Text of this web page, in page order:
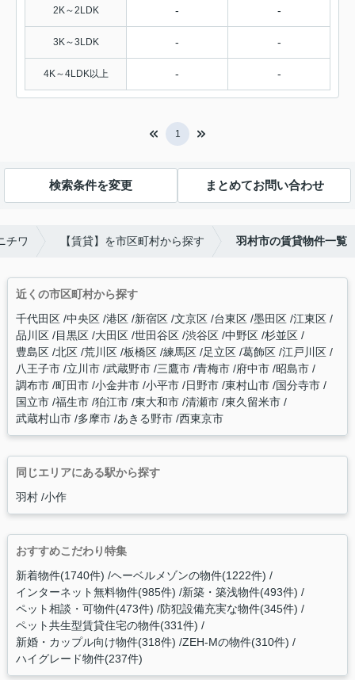
2K～2LDK - -
3K～3LDK - -
4K～4LDK以上 - -
1
検索条件を変更 まとめてお問い合わせ
チワ 【賃貸】を市区町村から探す 羽村市の賃貸物件一覧
近くの市区町村から探す
千代田区 中央区 港区 新宿区 文京区 台東区 墨田区 江東区
品川区 目黒区 大田区 世田谷区 渋谷区 中野区 杉並区
豊島区 北区 荒川区 板橋区 練馬区 足立区 葛飾区 江戸川区
八王子市 立川市 武蔵野市 三鷹市 青梅市 府中市 昭島市
調布市 町田市 小金井市 小平市 日野市 東村山市 国分寺市
国立市 福生市 狛江市 東大和市 清瀬市 東久留米市
武蔵村山市 多摩市 あきる野市 西東京市
同じエリアにある駅から探す
羽村 小作
おすすめこだわり特集
新着物件(1740件) ヘーベルメゾンの物件(1222件)
インターネット無料物件(985件) 新築・築浅物件(493件)
ペット相談・可物件(473件) 防犯設備充実な物件(345件)
ペット共生型賃貸住宅の物件(331件)
新婚・カップル向け物件(318件) ZEH-Mの物件(310件)
ハイグレード物件(237件)